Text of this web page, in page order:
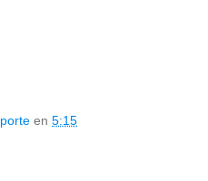
en 5:15